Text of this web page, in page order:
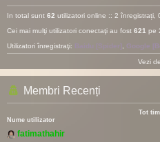
In total sunt 62 utilizatori online :: 2 înregistrați,
Cei mai mulţi utilizatori conectaţi au fost 621 pe
Utilizatori înregistraţi: Baidu [Spider] Google
Vezi
Membri Recenți
Tot
Nume utilizator
fatimathahir